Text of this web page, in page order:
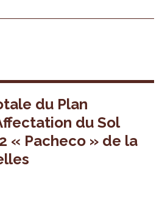
du Plan
du Sol
« Pacheco » de la